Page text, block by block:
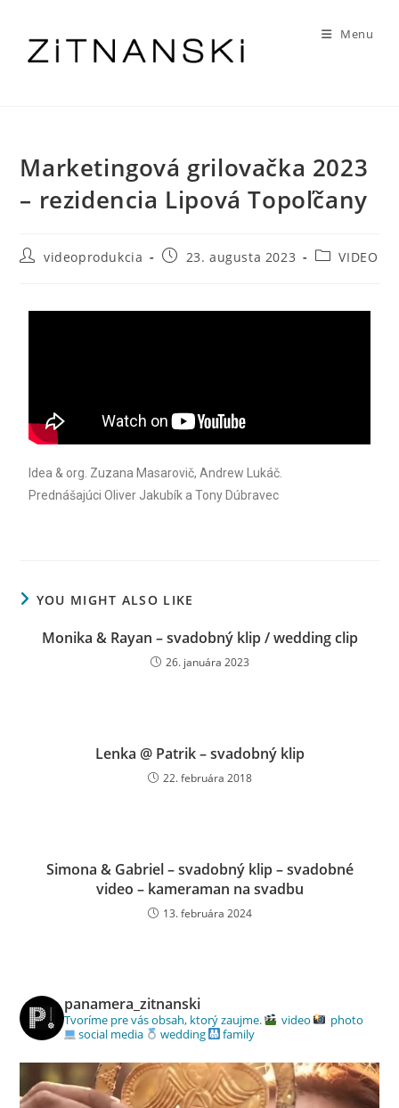
Menu
Marketingová grilovačka 2023
– rezidencia Lipová Topoľčany
videoprodukcia 23. augusta 2023 VIDEO
Idea & org. Zuzana Masarovič, Andrew Lukáč.
Prednášajúci Oliver Jakubík a Tony Dúbravec
YOU MIGHT ALSO LIKE
Monika & Rayan – svadobný klip / wedding clip
26. januára 2023
Lenka @ Patrik – svadobný klip
22. februára 2018
Simona & Gabriel – svadobný klip – svadobné
video – kameraman na svadbu
13. februára 2024
panamera_zitnanski
Tvoríme pre vás obsah, ktorý zaujme. video
photo
social media
wedding family